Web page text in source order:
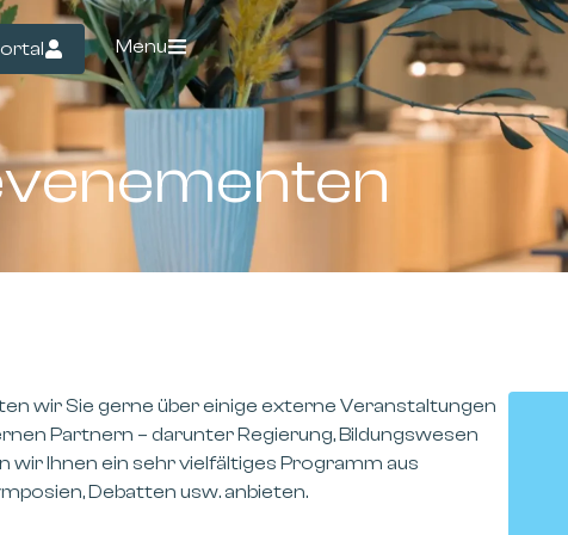
Menu
wir Sie gerne über einige externe Veranstaltungen
Partnern – darunter Regierung, Bildungswesen
Ihnen ein sehr vielfältiges Programm aus
Debatten usw. anbieten.